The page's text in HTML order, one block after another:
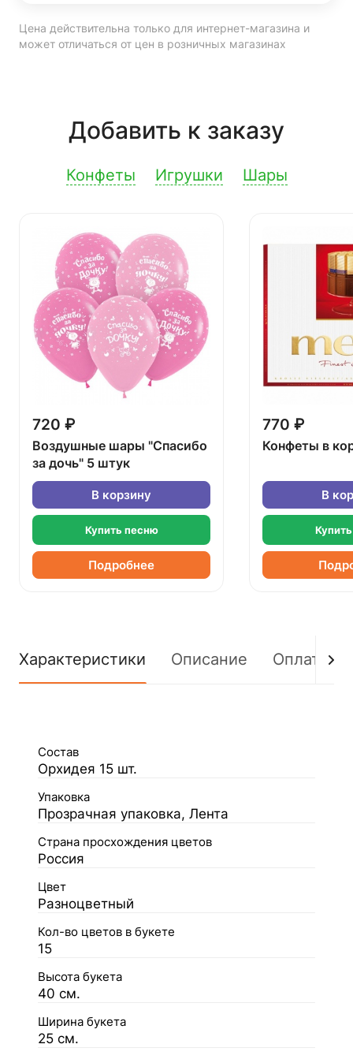
Цена действительна только для интернет-магазина и
может отличаться от цен в розничных магазинах
Добавить к заказу
Конфеты Игрушки Шары
720 ₽
Воздушные шары "Спасибо
за дочь" 5 штук
В корзину
Купить песню
Подробнее
770 ₽
Конфеты в
В
Характеристики Описание Оплата
Состав
Орхидея 15 шт.
Упаковка
Прозрачная упаковка, Лента
Страна просхождения цветов
Россия
Цвет
Разноцветный
Кол-во цветов в букете
15
Высота букета
40 см.
Ширина букета
25 см.